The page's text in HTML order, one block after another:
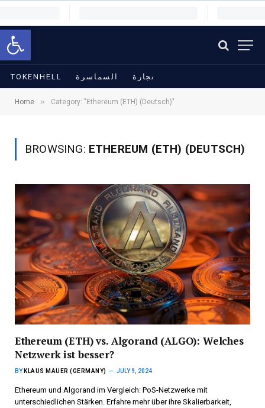
Open toolbar
TOKENHELL السماسرة تجارة
Home » Category: "Ethereum (ETH) (Deutsch)"
BROWSING: ETHEREUM (ETH) (DEUTSCH)
Ethereum (ETH) vs. Algorand (ALGO): Welches
Netzwerk ist besser?
BY KLAUS MAUER (GERMANY) JULY 9, 2024
Ethereum und Algorand im Vergleich: PoS-Netzwerke mit
unterschiedlichen Stärken. Erfahre mehr über ihre Skalierbarkeit,